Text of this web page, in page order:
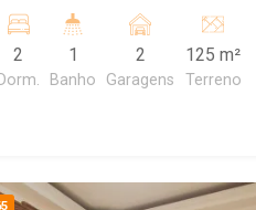
ideal para quem busca conforto,
e um ambiente pet
A casa possui ambientes
à sala de jantar e cozinha,
2
Dorm.
1
Banho
2
Garagens
125 m²
Terreno